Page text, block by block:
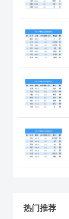
热门推荐